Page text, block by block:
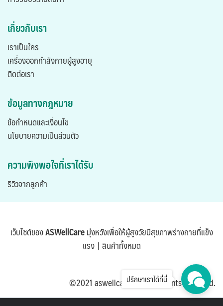
เกี่ยวกับเรา
เราเป็นใคร
เครื่องออกกำลังกายผู้สูงอายุ
ติดต่อเรา
ข้อมูลทางกฎหมาย
ข้อกำหนดและเงื่อนไข
นโยบายความเป็นส่วนตัว
ความพึงพอใจที่เราได้รับ
ริวิวจากลูกค้า
เว็บไซต์ของASWellCareมุ่งหวังเพื่อให้ผู้สูงวัยมีสุขภาพร่างกายที่แข็ง
แรง | สินค้าทั้งหมด
©2021 aswellcare.com. All rights reserved.
ปรึกษาเราได้ที่นี่